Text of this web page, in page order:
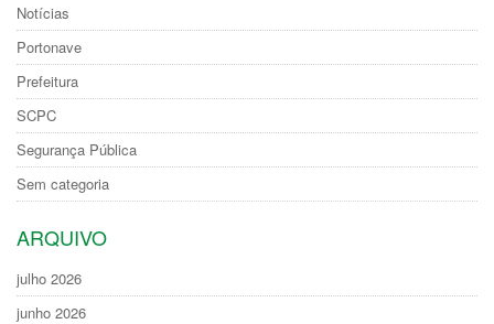
Notícias
Portonave
Prefeitura
SCPC
Segurança Pública
Sem categoria
ARQUIVO
julho 2026
junho 2026